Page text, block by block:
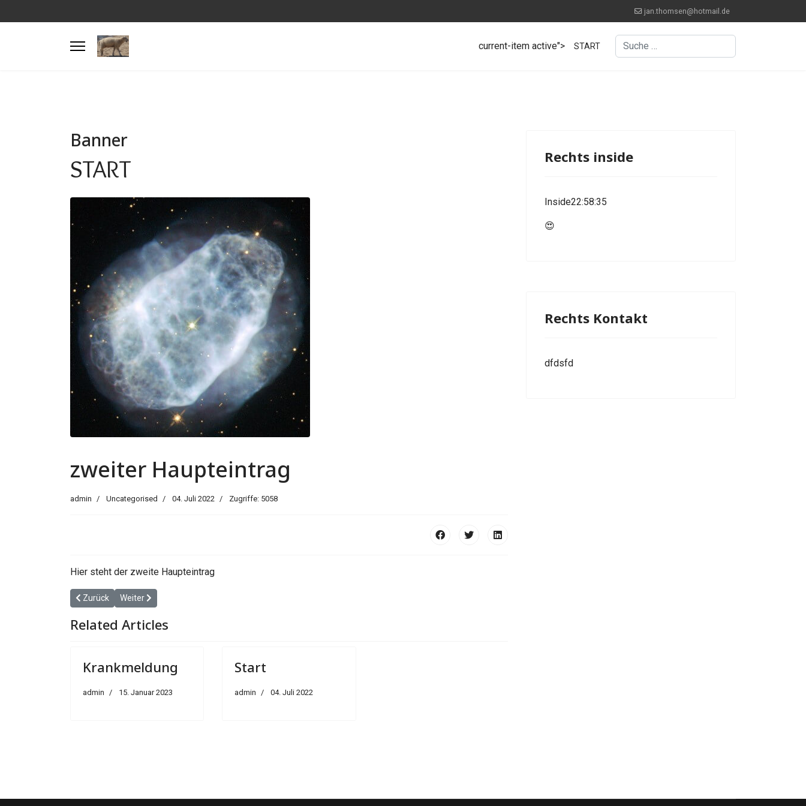
jan.thomsen@hotmail.de
current-item active"> START
Suchen
Banner
START
zweiter Haupteintrag
admin Uncategorised 04. Juli 2022 Zugriffe: 5058
Hier steht der zweite Haupteintrag
Vorheriger Beitrag: Krankmeldung
Zurück Nächster Beitrag: Start
Weiter
Related Articles
Krankmeldung
admin 15. Januar 2023
Start
admin 04. Juli 2022
Rechts inside
Inside22:58:35
😍
Rechts Kontakt
dfdsfd